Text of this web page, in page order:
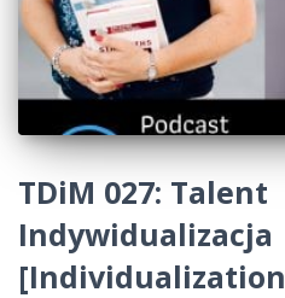
TDiM 027: Talent
Indywidualizacja